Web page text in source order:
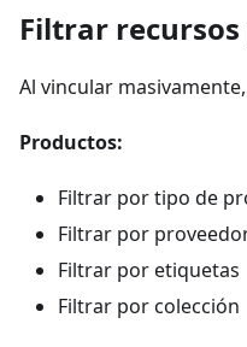
Filtrar
Al vincular
Productos:
Filtrar por tipo de
Filtrar por
Filtrar por etiquetas
Filtrar por colección